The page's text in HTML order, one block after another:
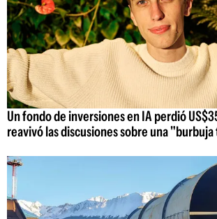
Un fondo de inversiones en IA perdió
reavivó las discusiones sobre una